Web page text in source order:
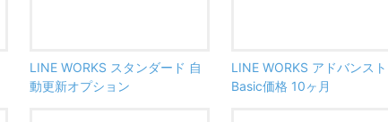
LINE WORKS スタンダード 自
動更新オプション
LINE WORKS アドバンス
Basic価格 10ヶ月